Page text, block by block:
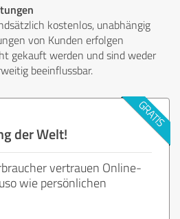
kostenlos, unabhängig
von Kunden erfolgen
gekauft werden und sind weder
beeinflussbar.
der Welt!
vertrauen Online-
wie persönlichen